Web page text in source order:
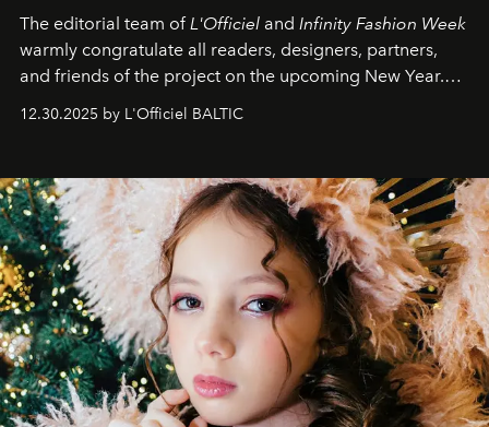
The editorial team ofL'Officiel and Infinity Fashion Week
warmly congratulate all readers, designers, partners,
and friends of the project on the upcoming New Year.
May 2026 bring growth, inspiration, bold ideas, and new
achievements.
12.30.2025 by L'Officiel BALTIC